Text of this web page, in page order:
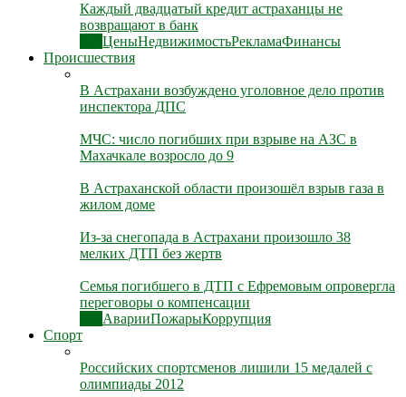
Каждый двадцатый кредит астраханцы не
возвращают в банк
ЦеныНедвижимостьРекламаФинансы
Происшествия
В Астрахани возбуждено уголовное дело против
инспектора ДПС
МЧС: число погибших при взрыве на АЗС в
Махачкале возросло до 9
В Астраханской области произошёл взрыв газа в
жилом доме
Из-за снегопада в Астрахани произошло 38
мелких ДТП без жертв
Семья погибшего в ДТП с Ефремовым опровергла
переговоры о компенсации
АварииПожарыКоррупция
Спорт
Российских спортсменов лишили 15 медалей с
олимпиады 2012